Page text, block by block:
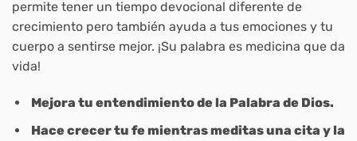
permite tener un tiempo devocional diferente de
crecimiento pero también ayuda a tus emociones y tu
cuerpo a sentirse mejor. ¡Su palabra es medicina que da
vida!
Mejora tu entendimiento de la Palabra de Dios.
Hace crecer tu fe mientras meditas una cita y la